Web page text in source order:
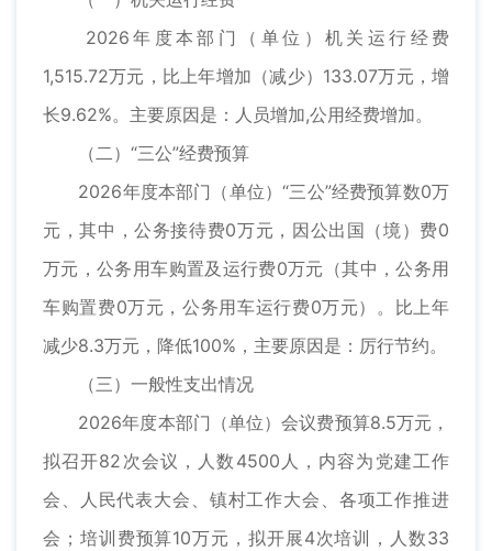
2026年度本部门（单位）机关运行经费
1,515.72万元，比上年增加（减少）133.07万元，增
长9.62%。主要原因是：人员增加,公用经费增加。
（二）“三公”经费预算
2026年度本部门（单位）“三公”经费预算数0万
元，其中，公务接待费0万元，因公出国（境）费0
万元，公务用车购置及运行费0万元（其中，公务用
车购置费0万元，公务用车运行费0万元）。比上年
减少8.3万元，降低100%，主要原因是：厉行节约。
（三）一般性支出情况
2026年度本部门（单位）会议费预算8.5万元，
拟召开82次会议，人数4500人，内容为党建工作
会、人民代表大会、镇村工作大会、各项工作推进
会；培训费预算10万元，拟开展4次培训，人数33